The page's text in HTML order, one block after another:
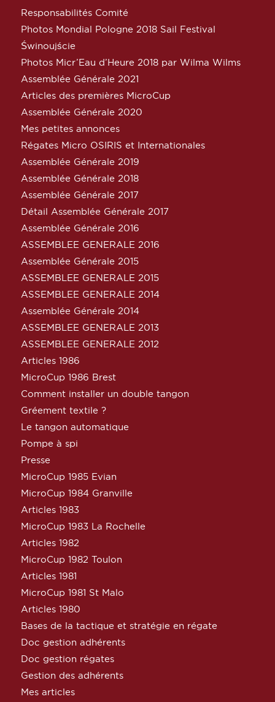
Responsabilités Comité
Photos Mondial Pologne 2018 Sail Festival
Świnoujście
Photos Micr’Eau d’Heure 2018 par Wilma Wilms
Assemblée Générale 2021
Articles des premières MicroCup
Assemblée Générale 2020
Mes petites annonces
Régates Micro OSIRIS et Internationales
Assemblée Générale 2019
Assemblée Générale 2018
Assemblée Générale 2017
Détail Assemblée Générale 2017
Assemblée Générale 2016
ASSEMBLEE GENERALE 2016
Assemblée Générale 2015
ASSEMBLEE GENERALE 2015
ASSEMBLEE GENERALE 2014
Assemblée Générale 2014
ASSEMBLEE GENERALE 2013
ASSEMBLEE GENERALE 2012
Articles 1986
MicroCup 1986 Brest
Comment installer un double tangon
Gréement textile ?
Le tangon automatique
Pompe à spi
Presse
MicroCup 1985 Evian
MicroCup 1984 Granville
Articles 1983
MicroCup 1983 La Rochelle
Articles 1982
MicroCup 1982 Toulon
Articles 1981
MicroCup 1981 St Malo
Articles 1980
Bases de la tactique et stratégie en régate
Doc gestion adhérents
Doc gestion régates
Gestion des adhérents
Mes articles